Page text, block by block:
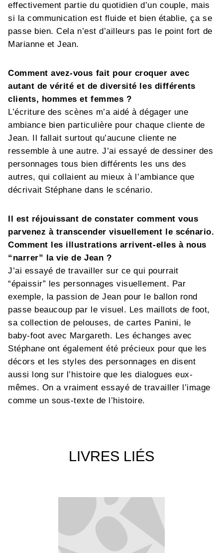
effectivement partie du quotidien d’un couple, mais
si la communication est fluide et bien établie, ça se
passe bien. Cela n’est d’ailleurs pas le point fort de
Marianne et Jean.
Comment avez-vous fait pour croquer avec
autant de vérité et de diversité les différents
clients, hommes et femmes ?
L’écriture des scènes m’a aidé à dégager une
ambiance bien particulière pour chaque cliente de
Jean. Il fallait surtout qu’aucune cliente ne
ressemble à une autre. J’ai essayé de dessiner des
personnages tous bien différents les uns des
autres, qui collaient au mieux à l’ambiance que
décrivait Stéphane dans le scénario.
Il est réjouissant de constater comment vous
parvenez à transcender visuellement le scénario.
Comment les illustrations arrivent-elles à nous
“narrer” la vie de Jean ?
J’ai essayé de travailler sur ce qui pourrait
“épaissir” les personnages visuellement. Par
exemple, la passion de Jean pour le ballon rond
passe beaucoup par le visuel. Les maillots de foot,
sa collection de pelouses, de cartes Panini, le
baby-foot avec Margareth. Les échanges avec
Stéphane ont également été précieux pour que les
décors et les styles des personnages en disent
aussi long sur l’histoire que les dialogues eux-
mêmes. On a vraiment essayé de travailler l’image
comme un sous-texte de l’histoire.
LIVRES LIÉS